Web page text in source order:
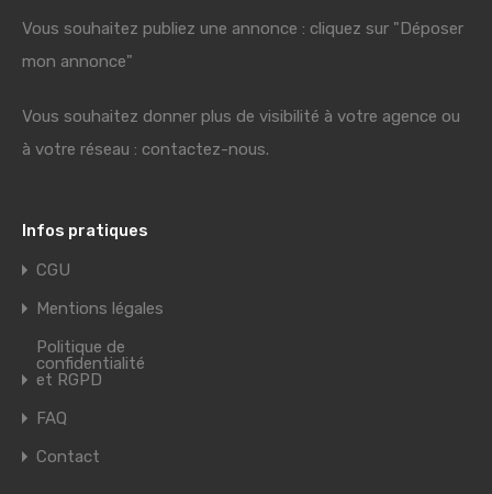
Vous souhaitez publiez une annonce : cliquez sur "Déposer
mon annonce"
Vous souhaitez donner plus de visibilité à votre agence ou
à votre réseau : contactez-nous.
Infos pratiques
CGU
Mentions légales
Politique de
confidentialité
et RGPD
FAQ
Contact